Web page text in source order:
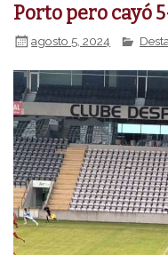
Porto pero cayó
agosto 5, 2024